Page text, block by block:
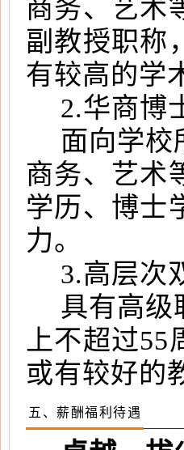
商务、艺术
副教授职称
有较高的学
2.华商博
面向学校
商务、艺术
学历、博士
力。
3.高层次
具有高级
上不超过
或有较好的
五、薪酬福利待遇